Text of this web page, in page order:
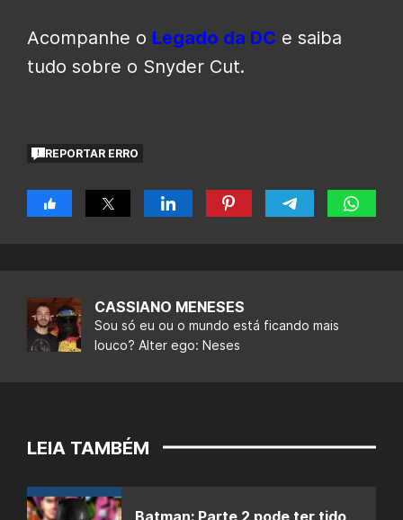
Acompanhe o Legado da DC e saiba
tudo sobre o Snyder Cut.
REPORTAR ERRO
CASSIANO MENESES
Sou só eu ou o mundo está ficando mais
louco? Alter ego: Neses
LEIA TAMBÉM
Batman: Parte 2 pode ter tido